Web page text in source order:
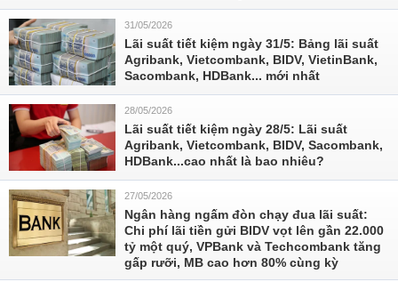
31/05/2026
Lãi suất tiết kiệm ngày 31/5: Bảng lãi suất
Agribank, Vietcombank, BIDV, VietinBank,
Sacombank, HDBank... mới nhất
28/05/2026
Lãi suất tiết kiệm ngày 28/5: Lãi suất
Agribank, Vietcombank, BIDV, Sacombank,
HDBank...cao nhất là bao nhiêu?
27/05/2026
Ngân hàng ngấm đòn chạy đua lãi suất:
Chi phí lãi tiền gửi BIDV vọt lên gần 22.000
tỷ một quý, VPBank và Techcombank tăng
gấp rưỡi, MB cao hơn 80% cùng kỳ